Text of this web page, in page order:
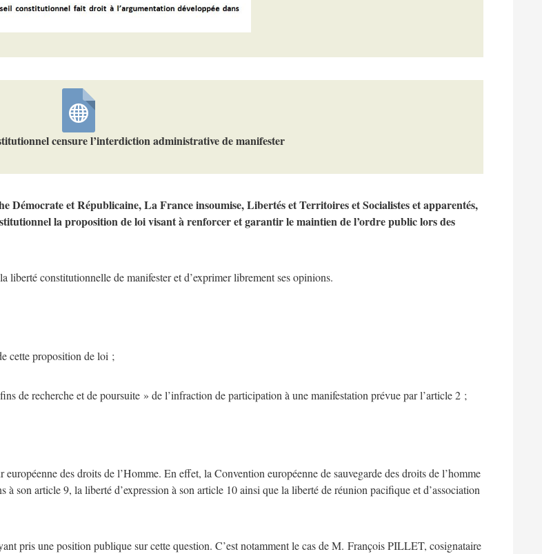
censure l’interdiction administrative de manifester
Démocrate et Républicaine, La France insoumise, Libertés et Territoires et Socialistes et apparentés,
la proposition de loi visant à renforcer et garantir le maintien de l’ordre public lors des
constitutionnelle de manifester et d’exprimer librement ses opinions.
cette proposition de loi ;
de recherche et de poursuite » de l’infraction de participation à une manifestation prévue par l’article 2 ;
des droits de l’Homme. En effet, la Convention européenne de sauvegarde des droits de l’homme
son article 9, la liberté d’expression à son article 10 ainsi que la liberté de réunion pacifique et d’association
pris une position publique sur cette question. C’est notamment le cas de M. François PILLET, cosignataire